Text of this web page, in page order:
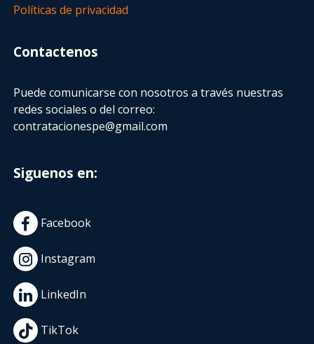
Políticas de privacidad
Contactenos
Puede comunicarse con nosotros a través nuestras
redes sociales o del correo:
contratacionespe@gmail.com
Siguenos en:
Facebook
Instagram
LinkedIn
TikTok